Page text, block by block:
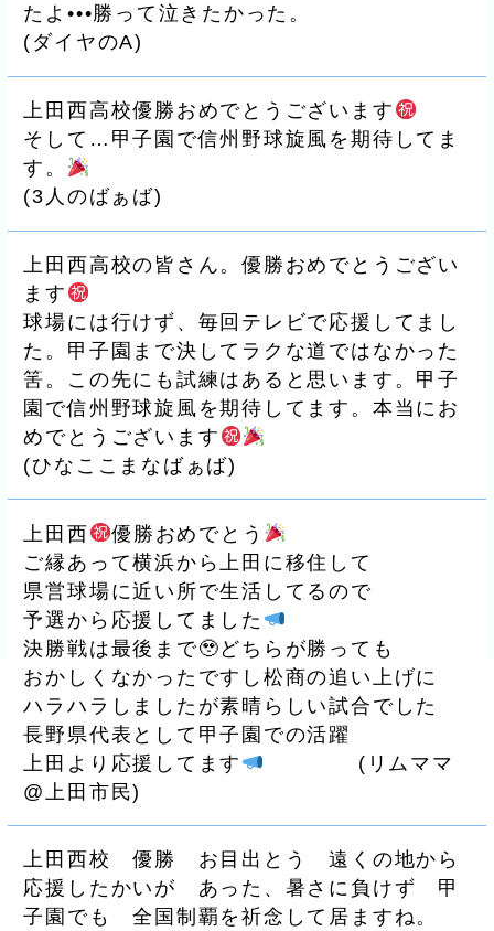
たよ•••勝って泣きたかった。
( ダイヤのA)
上田西高校優勝おめでとうございます
そして…甲子園で信州野球旋風を期待してま
す。
(3人のばぁば)
上田西高校の皆さん。優勝おめでとうござい
ます
球場には行けず、毎回テレビで応援してまし
た。甲子園まで決してラクな道ではなかった
筈。この先にも試練はあると思います。甲子
園で信州野球旋風を期待してます。本当にお
めでとうございます
(ひなここまなばぁば)
上田西
優勝おめでとう
ご縁あって横浜から上田に移住して
県営球場に近い所で生活してるので
予選から応援してました
決勝戦は最後まで🥹どちらが勝っても
おかしくなかったですし松商の追い上げに
ハラハラしましたが素晴らしい試合でした
長野県代表として甲子園での活躍
上田より応援してます
( リムママ
@上田市民)
上田西校 優勝 お目出とう 遠くの地から
応援したかいが あった、暑さに負けず 甲
子園でも 全国制覇を祈念して居ますね。